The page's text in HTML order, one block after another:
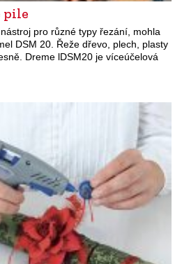
pile
pro různé typy řezání, mohla
DSM 20. Řeže dřevo, plech, plasty
Dreme lDSM20 je víceúčelová